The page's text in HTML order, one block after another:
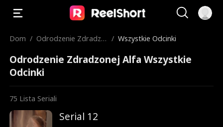
Dom / Odrodzenie Zdradzo
/ Wszystkie Odcinki
Odrodzenie Zdradzonej Alfa Wszystkie
Odcinki
75 Lista Seriali
Serial 12